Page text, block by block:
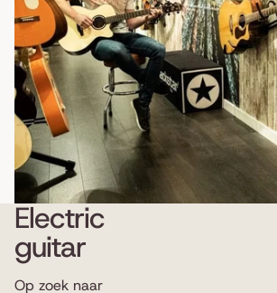
Electric
guitar
Op zoek naar